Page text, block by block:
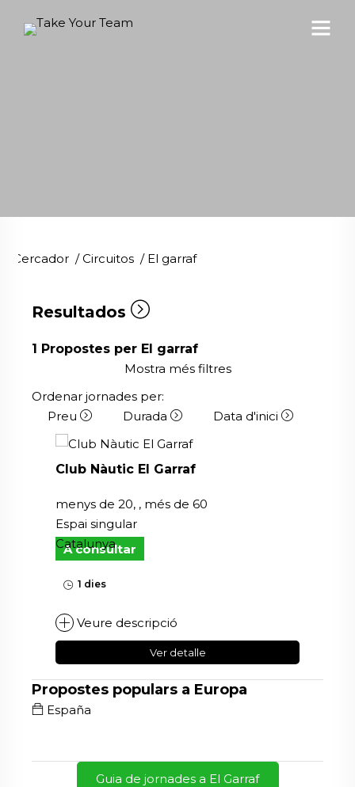
Cercador /Circuitos / El garraf
Resultados
1 Propostes per El garraf
Mostra més filtres
Ordenar jornades per:
Preu
Durada Data d'inici
A consultar
Club Nàutic El Garraf
menys de 20, , més de 60
Espai singular
Catalunya
1 dies
Veure descripció
Ver detalle
Propostes populars a Europa
España
Guia de jornades a El Garraf